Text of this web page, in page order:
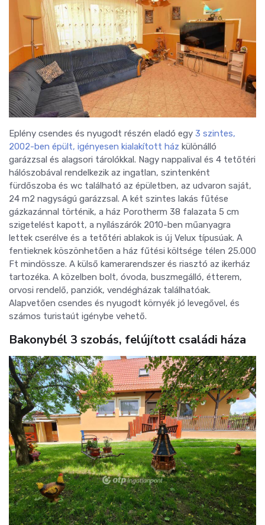
Eplény csendes és nyugodt részén eladó egy 3 szintes,
2002-ben épült, igényesen kialakított ház különálló
garázzsal és alagsori tárolókkal. Nagy nappalival és 4 tetőtéri
hálószobával rendelkezik az ingatlan, szintenként
fürdőszoba és wc található az épületben, az udvaron saját,
24 m2 nagyságú garázzsal. A két szintes lakás fűtése
gázkazánnal történik, a ház Porotherm 38 falazata 5 cm
szigetelést kapott, a nyílászárók 2010-ben műanyagra
lettek cserélve és a tetőtéri ablakok is új Velux típusúak. A
fentieknek köszönhetően a ház fűtési költsége télen 25.000
Ft mindössze. A külső kamerarendszer és riasztó az ikerház
tartozéka. A közelben bolt, óvoda, buszmegálló, étterem,
orvosi rendelő, panziók, vendégházak találhatóak.
Alapvetően csendes és nyugodt környék jó levegővel, és
számos turistaút igénybe vehető.
Bakonybél 3 szobás, felújított családi háza